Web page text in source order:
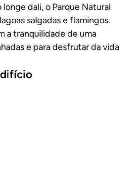
dali, o Parque Natural
salgadas e flamingos.
a tranquilidade de uma
e para desfrutar da vida